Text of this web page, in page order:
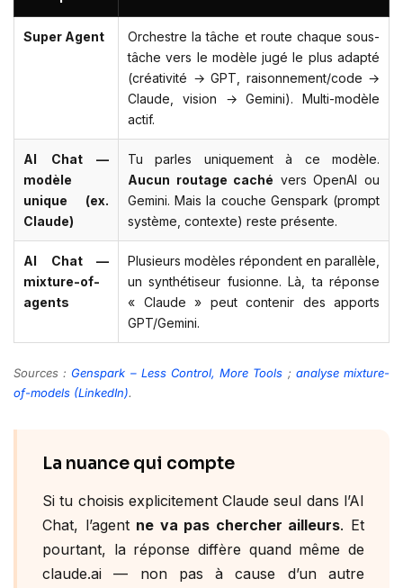
Super Agent
Orchestre la tâche et route chaque sous-
tâche vers le modèle jugé le plus adapté
(créativité → GPT, raisonnement/code →
Claude, vision → Gemini). Multi-modèle
actif.
AI Chat —
modèle
unique (ex.
Claude)
Tu parles uniquement à ce modèle.
Aucun routage caché vers OpenAI ou
Gemini. Mais la couche Genspark (prompt
système, contexte) reste présente.
AI Chat —
mixture-of-
agents
Plusieurs modèles répondent en parallèle,
un synthétiseur fusionne. Là, ta réponse
« Claude » peut contenir des apports
GPT/Gemini.
Sources :Genspark – Less Control, More Tools ; analyse mixture-
of-models (LinkedIn).
La nuance qui compte
Si tu choisis explicitement Claude seul dans l’AI
Chat, l’agent ne va pas chercher ailleurs. Et
pourtant, la réponse diffère quand même de
claude.ai — non pas à cause d’un autre